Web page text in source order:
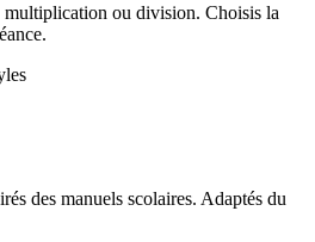
multiplication ou division. Choisis la
des manuels scolaires. Adaptés du